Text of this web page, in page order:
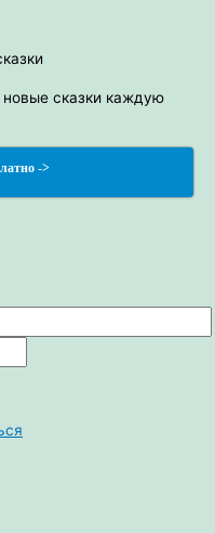
новые сказки каждую
->